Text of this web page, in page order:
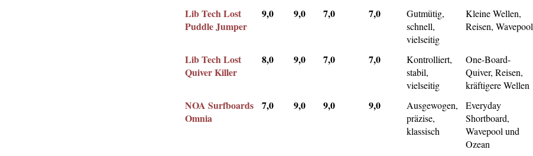
Lib Tech Lost
Puddle Jumper
9,0 9,0 7,0 7,0
Gutmütig,
schnell,
vielseitig
Kleine Wellen,
Reisen, Wavepool
Lib Tech Lost
Quiver Killer
8,0 9,0 7,0 7,0
Kontrolliert,
stabil,
vielseitig
One-Board-
Quiver, Reisen,
kräftigere Wellen
NOA Surfboards
Omnia
7,0 9,0 9,0 9,0
Ausgewogen,
präzise,
klassisch
Everyday
Shortboard,
Wavepool und
Ozean